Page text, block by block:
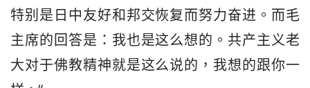
特别是日中友好和邦交恢复而努力奋进。而毛
主席的回答是：我也是这么想的。共产主义老
大对于佛教精神就是这么说的，我想的跟你一